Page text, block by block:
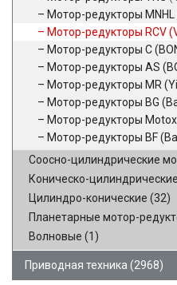
Мотор-редукторы MNHL
Мотор-редукторы RCV
Мотор-редукторы C
Мотор-редукторы AS
Мотор-редукторы MR
Мотор-редукторы BG
Мотор-редукторы
Мотор-редукторы BF
Соосно-цилиндрические
Коническо-
Цилиндро-конические (32)
Планетарные мотор-
Волновые (1)
Приводная техника (2968)